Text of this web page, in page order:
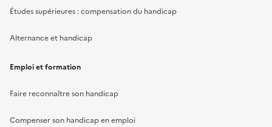
Études supérieures : compensation du handicap
Alternance et handicap
Emploi et formation
Faire reconnaître son handicap
Compenser son handicap en emploi